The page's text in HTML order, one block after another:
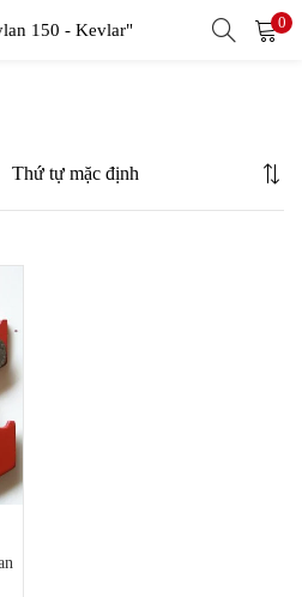
150 - Kevlar" 0
Login
password?